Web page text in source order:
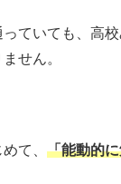
ていても、高
せん。
て、 「能動的